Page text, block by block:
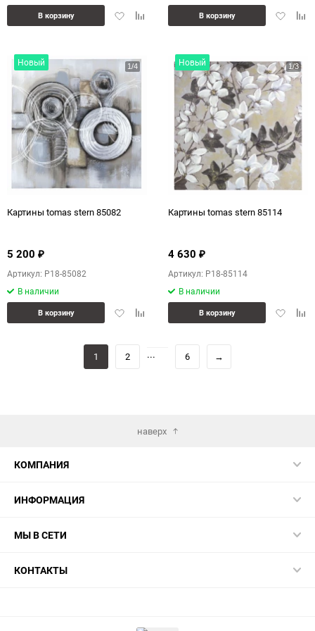
ДобавитьДобавить
В корзину В корзину
Новый
Картины tomas stern 85082
5 200 ₽
Артикул: P18-85082
В наличии
ДобавитьДобавить
В корзину
Новый
Картины tomas stern 85114
4 630 ₽
Артикул: P18-85114
В наличии
В корзину
1 2 ... 6 →
наверх
КОМПАНИЯ
ИНФОРМАЦИЯ
МЫ В СЕТИ
КОНТАКТЫ